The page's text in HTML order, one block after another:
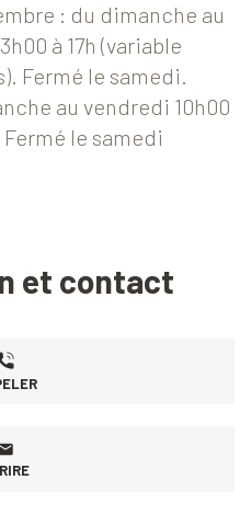
: du dimanche au
à 17h (variable
Fermé le samedi.
au vendredi 10h00
Fermé le samedi
et contact